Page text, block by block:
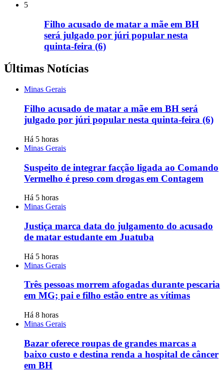
5
Filho acusado de matar a mãe em BH
será julgado por júri popular nesta
quinta-feira (6)
Últimas Notícias
Minas Gerais
Filho acusado de matar a mãe em BH será
julgado por júri popular nesta quinta-feira (6)
Há 5 horas
Minas Gerais
Suspeito de integrar facção ligada ao Comando
Vermelho é preso com drogas em Contagem
Há 5 horas
Minas Gerais
Justiça marca data do julgamento do acusado
de matar estudante em Juatuba
Há 5 horas
Minas Gerais
Três pessoas morrem afogadas durante pescaria
em MG; pai e filho estão entre as vítimas
Há 8 horas
Minas Gerais
Bazar oferece roupas de grandes marcas a
baixo custo e destina renda a hospital de câncer
em BH